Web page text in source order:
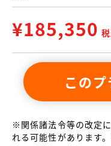
¥185,350
この
※関係諸法令等の改定
れる可能性があります